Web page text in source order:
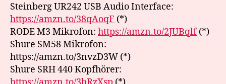
Steinberg UR242 USB Audio Interface:
https://amzn.to/38qAoqF (*)
RODE M3 Mikrofon: https://amzn.to/2JUBqlf(*)
Shure SM58 Mikrofon:
https://amzn.to/3nvzD3W (*)
Shure SRH 440 Kopfhörer: